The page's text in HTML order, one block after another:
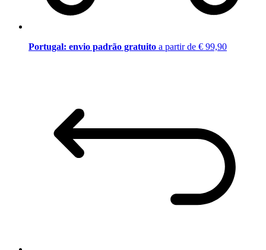
Portugal: envio padrão gratuito a partir de € 99,90